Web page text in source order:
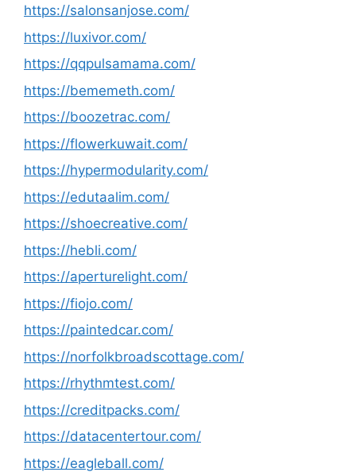
https://salonsanjose.com/
https://luxivor.com/
https://qqpulsamama.com/
https://bememeth.com/
https://boozetrac.com/
https://flowerkuwait.com/
https://hypermodularity.com/
https://edutaalim.com/
https://shoecreative.com/
https://hebli.com/
https://aperturelight.com/
https://fiojo.com/
https://paintedcar.com/
https://norfolkbroadscottage.com/
https://rhythmtest.com/
https://creditpacks.com/
https://datacentertour.com/
https://eagleball.com/